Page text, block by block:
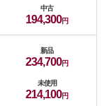
中古
194,300
新品
234,700
未使用
214,100